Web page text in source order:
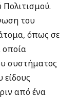
του
όπως σε
συστήματος
είδους
από ένα